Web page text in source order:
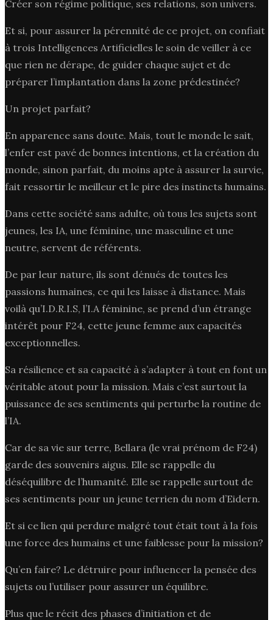
Créer son régime politique, ses relations, son univers.
Et si, pour assurer la pérennité de ce projet, on confiait
à trois Intelligences Artificielles le soin de veiller à ce
que rien ne dérape, de guider chaque sujet et de
préparer l’implantation dans la zone prédestinée?
Un projet parfait?
En apparence sans doute. Mais, tout le monde le sait,
l’enfer est pavé de bonnes intentions, et la création du
monde, sinon parfait, du moins apte à assurer la survie,
fait ressortir le meilleur et le pire des instincts humains.
Dans cette société sans adulte, où tous les sujets sont
jeunes, les IA, une féminine, une masculine et une
neutre, servent de référents.
De par leur nature, ils sont dénués de toutes les
passions humaines, ce qui les laisse à distance. Mais
voilà qu’I.D.R.I.S, l’I.A féminine, se prend d’un étrange
intérêt pour F24, cette jeune femme aux capacités
exceptionnelles.
Sa résilience et sa capacité à s’adapter à tout en font un
véritable atout pour la mission. Mais c’est surtout la
puissance de ses sentiments qui perturbe la routine de
l’IA.
Car de sa vie sur terre, Bellara (le vrai prénom de F24)
garde des souvenirs aigus. Elle se rappelle du
déséquilibre de l’humanité. Elle se rappelle surtout de
ses sentiments pour un jeune terrien du nom d’Eidern.
Et si ce lien qui perdure malgré tout était tout à la fois
une force des humains et une faiblesse pour la mission?
Qu’en faire? Le détruire pour influencer la pensée des
sujets ou l’utiliser pour assurer un équilibre.
Plus que le récit des phases d’initiation et de